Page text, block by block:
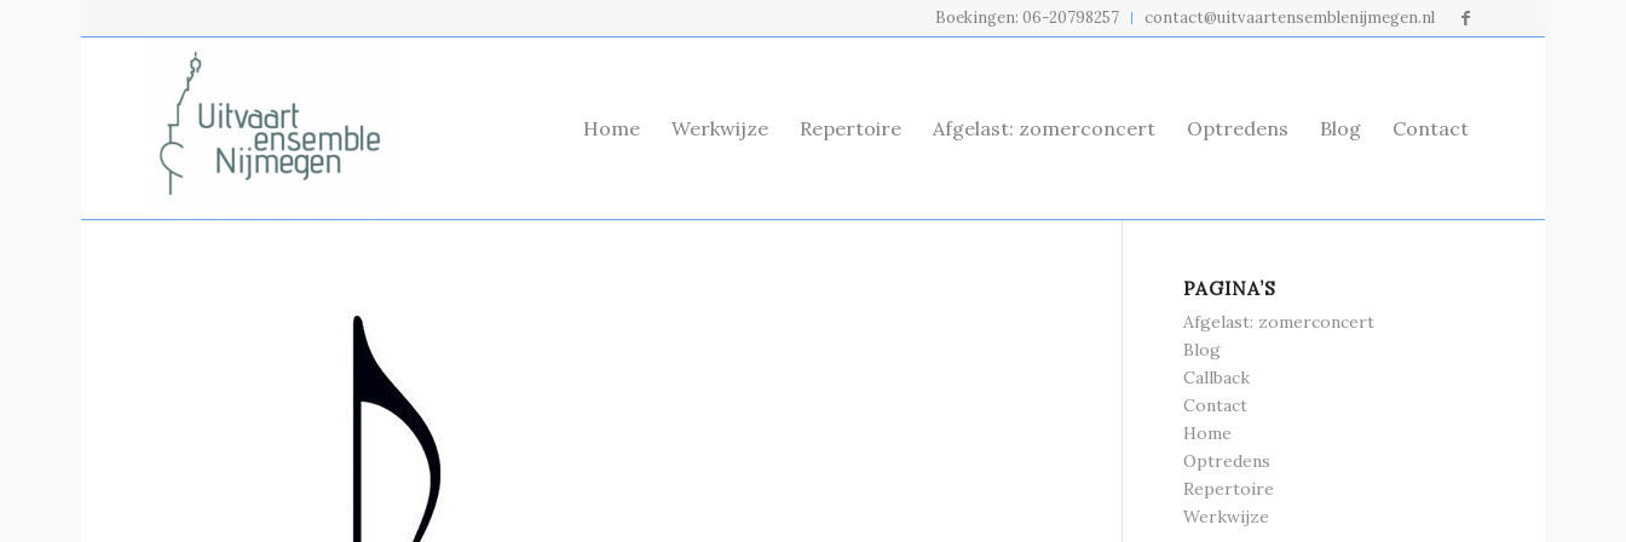
Boekingen: 06-20798257 contact@uitvaartensemblenijmegen.nl
Home Werkwijze Repertoire Afgelast: zomerconcert Optredens Blog Contact
PAGINA’S
Afgelast: zomerconcert
Blog
Callback
Contact
Home
Optredens
Repertoire
Werkwijze